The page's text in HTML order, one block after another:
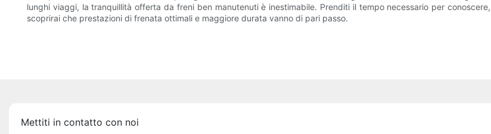
lunghi viaggi, la tranquillità offerta da freni ben manutenuti è inestimabile. Prenditi il ​​tempo necessario per
scoprirai che prestazioni di frenata ottimali e maggiore durata vanno di pari passo.
Mettiti in contatto con noi